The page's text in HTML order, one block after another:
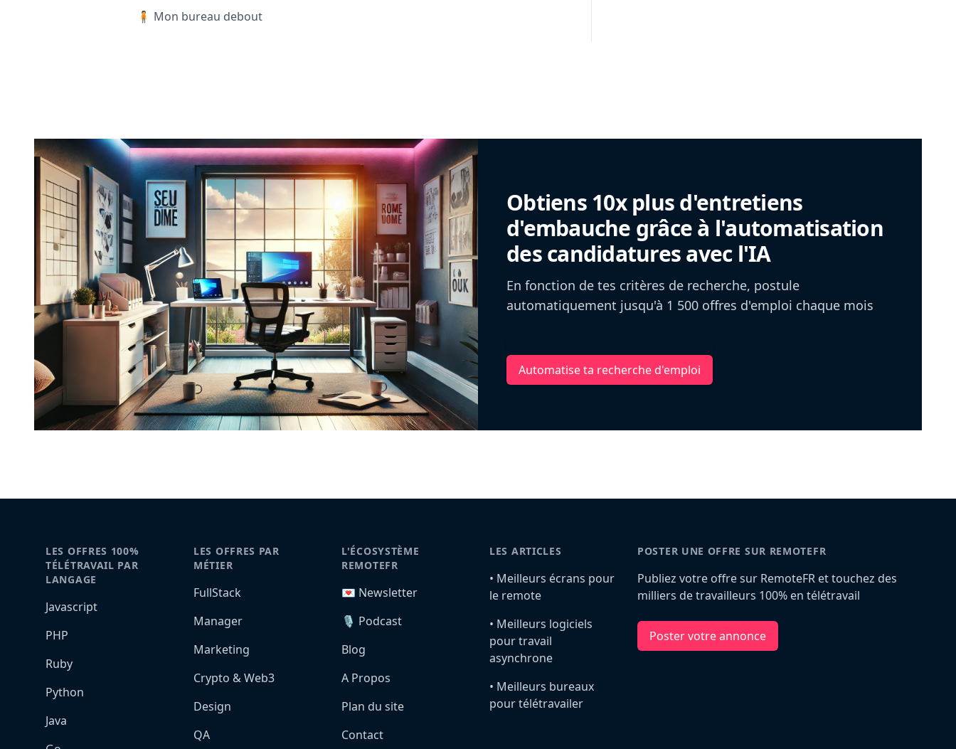
🧍 Mon bureau debout
Obtiens 10x plus d'entretiens
d'embauche grâce à l'automatisation
des candidatures avec l'IA
En fonction de tes critères de recherche, postule
automatiquement jusqu'à 1 500 offres d'emploi chaque mois
Automatise ta recherche d'emploi
LES OFFRES 100%
TÉLÉTRAVAIL PAR
LANGAGE
Javascript
PHP
Ruby
Python
Java
LES OFFRES PAR
MÉTIER
FullStack
Manager
Marketing
Crypto & Web3
Design
QA
L'ÉCOSYSTÈME
REMOTEFR
💌 Newsletter
🎙️ Podcast
Blog
A Propos
Plan du site
Contact
LES ARTICLES
•️ Meilleurs écrans pour
le remote
•️ Meilleurs logiciels
pour travail
asynchrone
•️ Meilleurs bureaux
pour télétravailer
POSTER UNE OFFRE SUR REMOTEFR
Publiez votre offre sur RemoteFR et touchez des
milliers de travailleurs 100% en télétravail
Poster votre annonce